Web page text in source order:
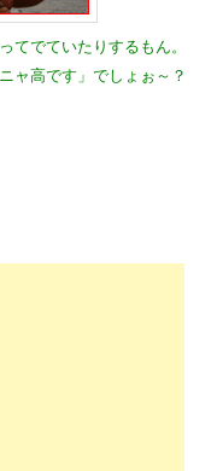
てでていたりするもん。
ャ高です」でしょぉ～？